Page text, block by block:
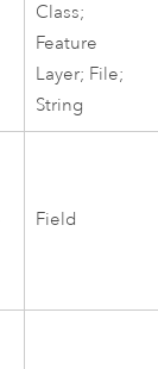
Class;
Feature
Layer; File;
String
Field